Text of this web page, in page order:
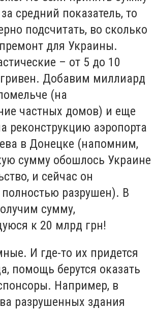
средний показатель, то
подсчитать, во сколько
для Украины.
– от 5 до 10
Добавим миллиард
(на
частных домов) и еще
реконструкцию аэропорта
в Донецке (напомним,
сумму обошлось Украине
и сейчас он
полностью разрушен). В
сумму,
к 20 млрд грн!
И где-то их придется
помощь берутся оказать
Например, в
разрушенных здания